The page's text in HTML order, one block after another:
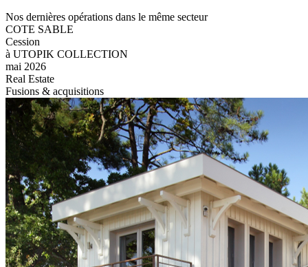
Nos dernières opérations dans le même secteur
COTE SABLE
Cession
à UTOPIK COLLECTION
mai 2026
Real Estate
Fusions & acquisitions